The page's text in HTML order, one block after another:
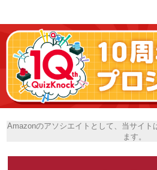
Amazonのアソシエイトとして、当サイト
ます。